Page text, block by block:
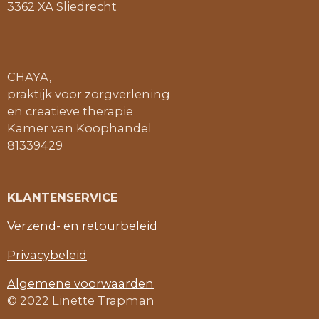
b
a
u
s
3362 XA Sliedrecht
CHAYA,
praktijk voor zorgverlening
en creatieve therapie
Kamer van Koophandel
81339429
KLANTENSERVICE
Verzend- en retourbeleid
Privacybeleid
Algemene voorwaarden
© 2022 Linette Trapman